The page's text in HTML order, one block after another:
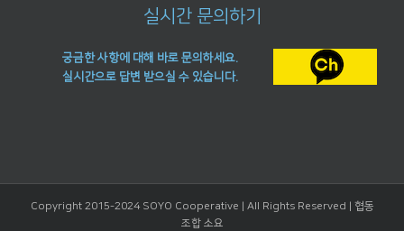
실시간 문의하기
궁금한 사항에 대해 바로 문의하세요.
실시간으로 답변 받으실 수 있습니다.
Copyright 2015-2024 SOYO Cooperative | All Rights Reserved | 협동
조합 소요